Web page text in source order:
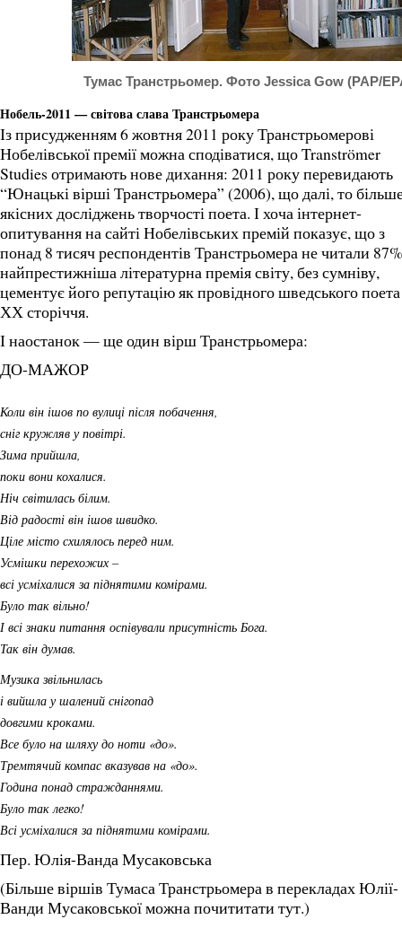
Тумас Транстрьомер. Фото Jessica Gow (PAP/
Нобель-2011 — світова слава Транстрьомера
Із присудженням 6 жовтня 2011 року Транстрьомерові
Нобелівської премії можна сподіватися, що Tranströmer
Studies отримають нове дихання: 2011 року перевидають
“Юнацькі вірші Транстрьомера” (2006), що далі, то
якісних досліджень творчості поета. І хоча інтернет-
опитування на сайті Нобелівських премій показує, що з
понад 8 тисяч респондентів Транстрьомера не читали
найпрестижніша літературна премія світу, без сумніву,
цементує його репутацію як провідного шведського поета
ХХ сторіччя.
І наостанок — ще один вірш Транстрьомера:
ДО-МАЖОР
Коли він ішов по вулиці після побачення,
сніг кружляв у повітрі.
Зима прийшла,
поки вони кохалися.
Ніч світилась білим.
Від радості він ішов швидко.
Ціле місто схилялось перед ним.
Усмішки перехожих –
всі усміхалися за піднятими комірами.
Було так вільно!
І всі знаки питання оспівували присутність Бога.
Так він думав.
Музика звільнилась
і вийшла у шалений снігопад
довгими кроками.
Все було на шляху до ноти «до».
Тремтячий компас вказував на «до».
Година понад стражданнями.
Було так легко!
Всі усміхалися за піднятими комірами.
Пер. Юлія-Ванда Мусаковська
(Більше віршів Тумаса Транстрьомера в перекладах Юлії-
Ванди Мусаковської можна почититати тут.)